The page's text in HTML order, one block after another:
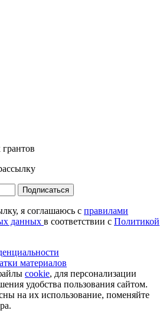
Подписаться
я соглашаюсь с правилами
данных в соответствии с Политикой
материалов
cookie, для персонализации
удобства пользования сайтом.
на их использование, поменяйте